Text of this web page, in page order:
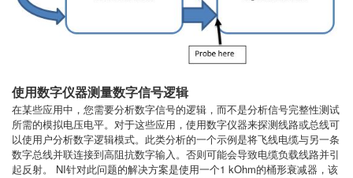
使用数字仪器测量数字信号逻辑
在某些应用中，您需要分析数字信号的逻辑，而不是分析信号完整性测试
所需的模拟电压电平。对于这些应用，使用数字仪器来探测线路或总线可
以使用户分析数字逻辑模式。此类分析的一个示例是将飞线电缆与另一条
数字总线并联连接到高阻抗数字输入。否则可能会导致电缆负载线路并引
起反射。 NI针对此问题的解决方案是使用一个1 kOhm的桶形衰减器，该